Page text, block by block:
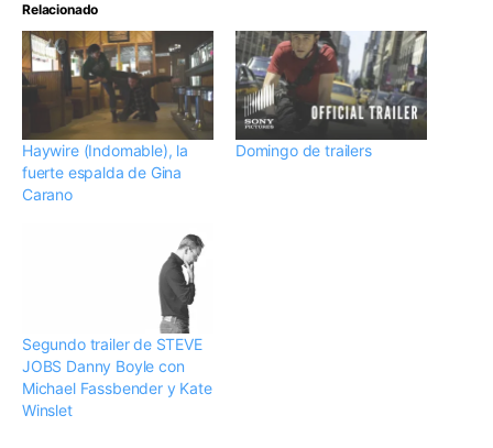
Relacionado
Haywire (Indomable), la
fuerte espalda de Gina
Carano
Domingo de trailers
Segundo trailer de STEVE
JOBS Danny Boyle con
Michael Fassbender y Kate
Winslet